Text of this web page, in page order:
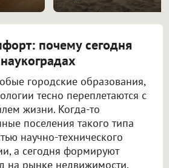
почему сегодня
городские образования,
тесно переплетаются с
жизни. Когда-то
поселения такого типа
научно-технического
а сегодня формируют
на рынке недвижимости.